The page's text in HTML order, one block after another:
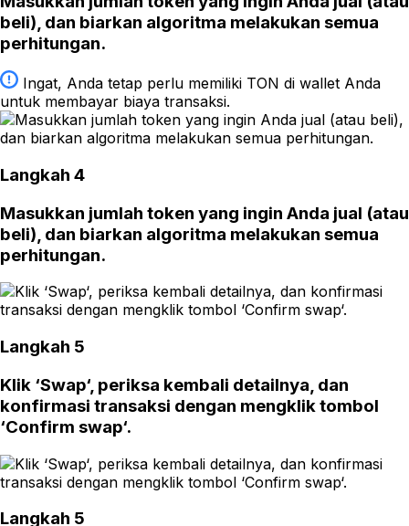
beli), dan biarkan algoritma melakukan semua
perhitungan.
Ingat, Anda tetap perlu memiliki TON di wallet Anda
untuk membayar biaya transaksi.
Langkah 4
Masukkan jumlah token yang ingin Anda jual (atau
beli), dan biarkan algoritma melakukan semua
perhitungan.
Langkah 5
Klik ‘Swap‘, periksa kembali detailnya, dan
konfirmasi transaksi dengan mengklik tombol
‘Confirm swap‘.
Langkah 5